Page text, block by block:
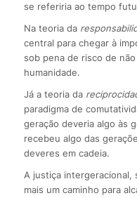
se referiria ao tempo
Na teoria da
central para chegar à
sob pena de risco de
humanidade.
Já a teoria da
paradigma de
geração deveria algo às
recebeu algo das
deveres em cadeia.
A justiça intergeracional,
mais um caminho para